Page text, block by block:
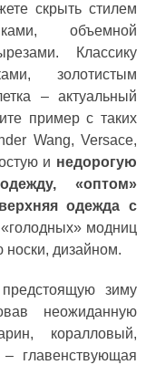
скрыть стилем
объемной
Классику
золотистым
– актуальный
пример с таких
Wang, Versace,
и недорогую
, «оптом»
одежда с
модниц
носки, дизайном.
зиму
неожиданную
коралловый,
главенствующая